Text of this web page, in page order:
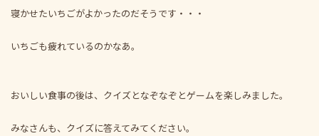
寝かせたいちごがよかったのだそうです・・・
いちごも疲れているのかなあ。
おいしい食事の後は、クイズとなぞなぞとゲームを楽しみました。
みなさんも、クイズに答えてみてください。